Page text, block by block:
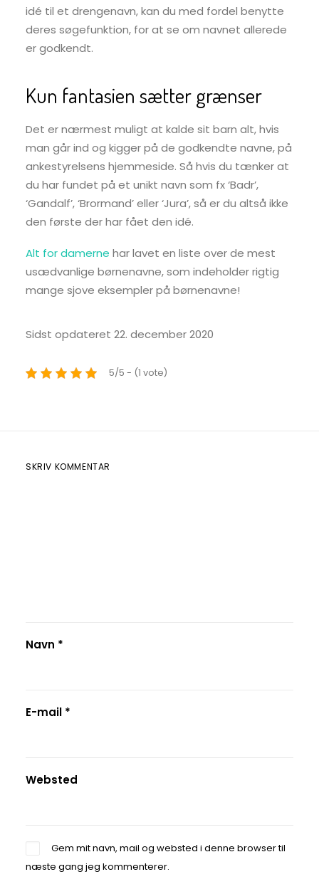
idé til et drengenavn, kan du med fordel benytte
deres søgefunktion, for at se om navnet allerede
er godkendt.
Kun fantasien sætter grænser
Det er nærmest muligt at kalde sit barn alt, hvis
man går ind og kigger på de godkendte navne, på
ankestyrelsens hjemmeside. Så hvis du tænker at
du har fundet på et unikt navn som fx ‘Badr’,
‘Gandalf’, ‘Brormand’ eller ‘Jura’, så er du altså ikke
den første der har fået den idé.
Alt for damerne har lavet en liste over de mest
usædvanlige børnenavne, som indeholder rigtig
mange sjove eksempler på børnenavne!
Sidst opdateret 22. december 2020
5/5 - (1 vote)
SKRIV KOMMENTAR
Navn *
E-mail *
Websted
Gem mit navn, mail og websted i denne browser til
næste gang jeg kommenterer.